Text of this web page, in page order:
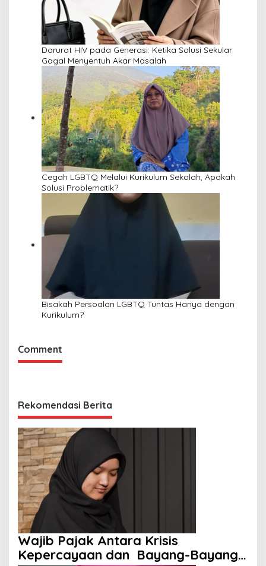
Darurat HIV pada Generasi: Ketika Solusi Sekular
Gagal Menyentuh Akar Masalah
Cegah LGBTQ Melalui Kurikulum Sekolah, Apakah
Solusi Problematik?
Bisakah Persoalan LGBTQ Tuntas Hanya dengan
Kurikulum?
Comment
Rekomendasi Berita
Wajib Pajak Antara Krisis
Kepercayaan dan Bayang-Bayang